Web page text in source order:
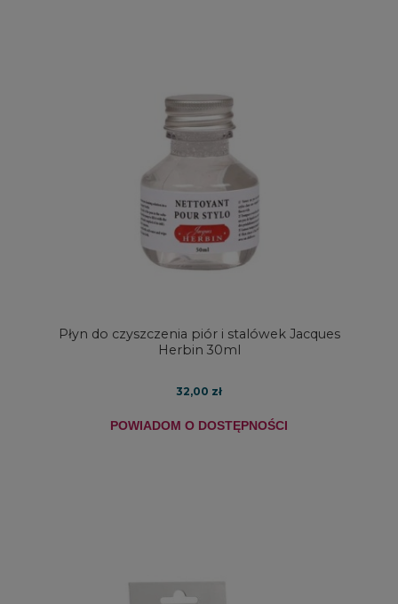
Płyn do czyszczenia piór i stalówek Jacques
Herbin 30ml
32,00 zł
POWIADOM O DOSTĘPNOŚCI